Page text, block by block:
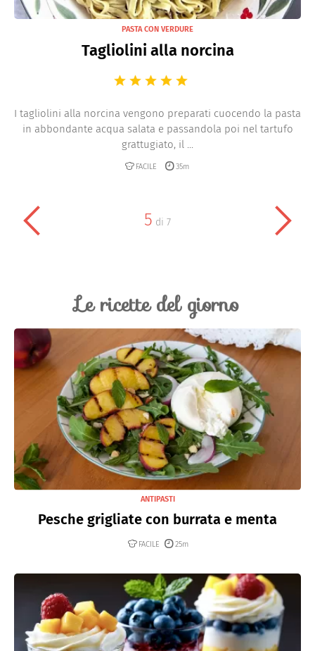
PASTA CON VERDURE
Tagliolini alla norcina
I tagliolini alla norcina vengono preparati cuocendo la pasta
in abbondante acqua salata e passandola poi nel tartufo
grattugiato, il ...
FACILE 35m
5 di 7
Le ricette del giorno
ANTIPASTI
Pesche grigliate con burrata e menta
FACILE 25m